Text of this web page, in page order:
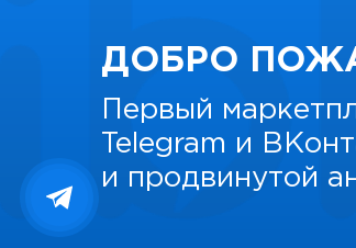
ДОБРО
Первый
Telegram и
и продвинутой